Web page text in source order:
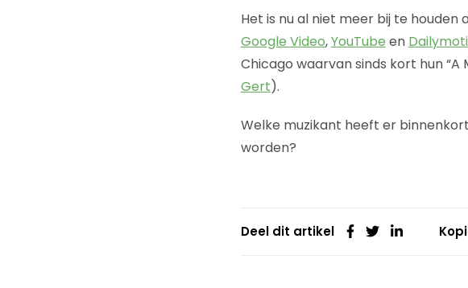
Het is nu al niet meer bij te houden
Google Video,YouTube en
Chicago waarvan sinds kort hun
Gert).
Welke muzikant heeft er
worden?
Deel dit artikel